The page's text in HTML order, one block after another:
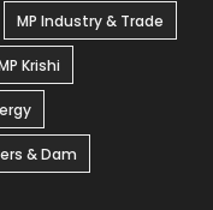
MP Industry & Trade
Krishi
& Dam